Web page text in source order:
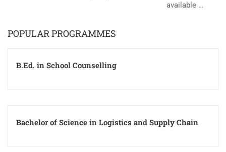
available …
POPULAR PROGRAMMES
B.Ed. in School Counselling
Bachelor of Science in Logistics and Supply Chain